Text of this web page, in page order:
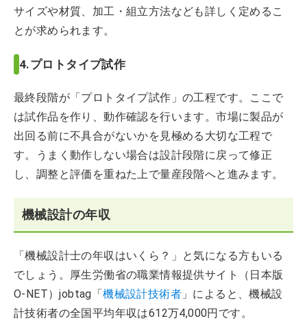
サイズや材質、加工・組立方法なども詳しく定めるこ
とが求められます。
4.プロトタイプ試作
最終段階が「プロトタイプ試作」の工程です。ここで
は試作品を作り、動作確認を行います。市場に製品が
出回る前に不具合がないかを見極める大切な工程で
す。うまく動作しない場合は設計段階に戻って修正
し、調整と評価を重ねた上で量産段階へと進みます。
機械設計の年収
「機械設計士の年収はいくら？」と気になる方もいる
でしょう。厚生労働省の職業情報提供サイト（日本版
O-NET）jobtag「機械設計技術者 」によると、機械設
計技術者の全国平均年収は612万4,000円です。